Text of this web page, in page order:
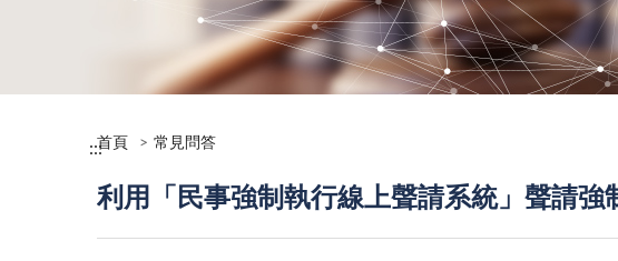
:::首頁 常見問答
利用「民事強制執行線上聲請系統」聲請